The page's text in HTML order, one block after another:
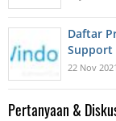
Daftar
Support
22 Nov
Pertanyaan &